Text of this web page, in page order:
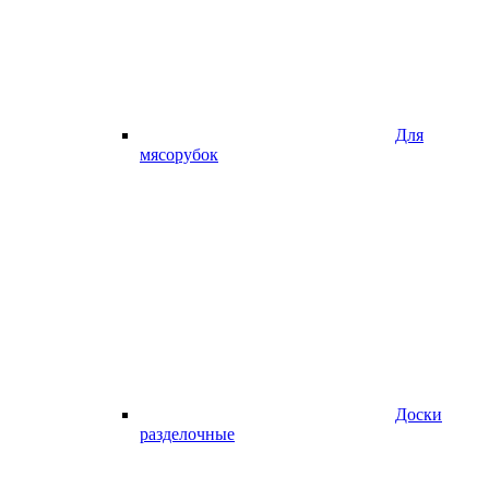
Для
мясорубок
Доски
разделочные